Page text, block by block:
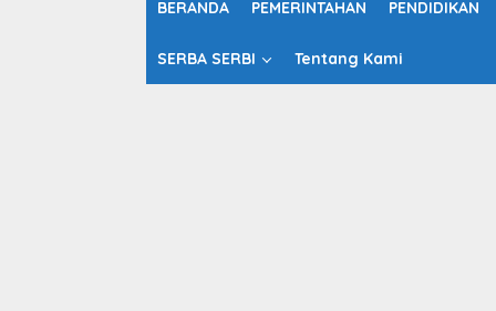
BERANDA PEMERINTAHAN PENDIDIKAN
SERBA SERBI Tentang Kami